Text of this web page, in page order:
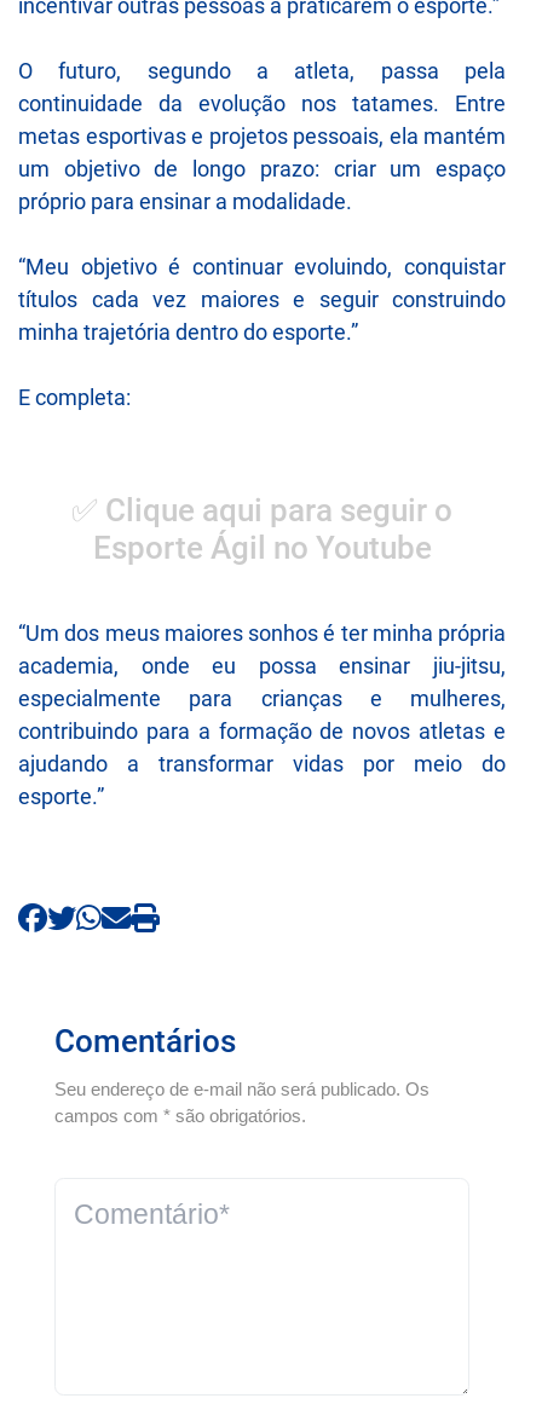
incentivar outras pessoas a praticarem o esporte.”
O futuro, segundo a atleta, passa pela
continuidade da evolução nos tatames. Entre
metas esportivas e projetos pessoais, ela mantém
um objetivo de longo prazo: criar um espaço
próprio para ensinar a modalidade.
“Meu objetivo é continuar evoluindo, conquistar
títulos cada vez maiores e seguir construindo
minha trajetória dentro do esporte.”
E completa:
✅ Clique aqui para seguir o
Esporte Ágil no Youtube
“Um dos meus maiores sonhos é ter minha própria
academia, onde eu possa ensinar jiu-jitsu,
especialmente para crianças e mulheres,
contribuindo para a formação de novos atletas e
ajudando a transformar vidas por meio do
esporte.”
Comentários
Seu endereço de e-mail não será publicado. Os
campos com * são obrigatórios.